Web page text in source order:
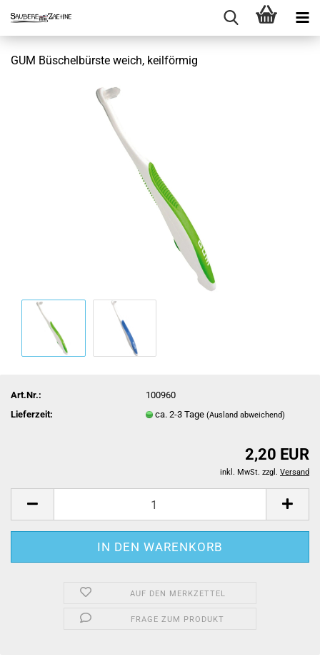
GUM Büschelbürste weich, keilförmig
Art.Nr.:
100960
Lieferzeit:
ca. 2-3 Tage(Ausland abweichend)
2,20 EUR
inkl. MwSt. zzgl. Versand
AUF DEN MERKZETTEL
FRAGE ZUM PRODUKT